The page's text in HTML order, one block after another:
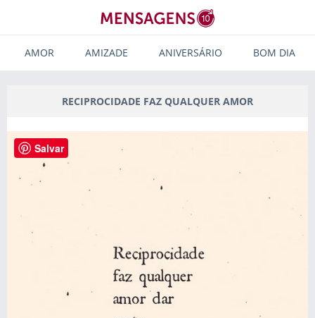
AMOR AMIZADE ANIVERSÁRIO BOM DIA
RECIPROCIDADE FAZ QUALQUER AMOR
Salvar